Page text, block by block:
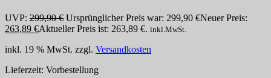
UVP: 299,90€ Ursprünglicher Preis war: 299,90 €Neuer Preis:
263,89 €Aktueller Preis ist: 263,89 €. inkl.MwSt.
inkl. 19 % MwSt. zzgl. Versandkosten
Lieferzeit: Vorbestellung